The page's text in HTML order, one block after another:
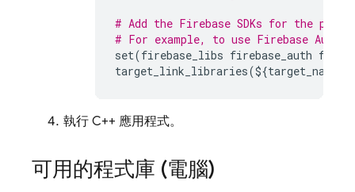
# Add the Firebase SDKs for the
# For example, to use Firebase
set(firebase_libs firebase_auth
target_link_libraries(${target_name
執行 C++ 應用程式。
可用的程式庫 (電腦)